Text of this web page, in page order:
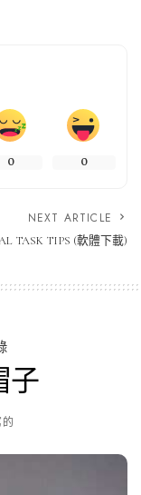
0 0
NEXT ARTICLE
TASK TIPS (軟體下載)
子